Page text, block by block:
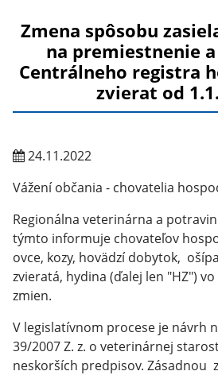
Zmena spôsobu
na premiestnenie
Centrálneho registra
zvierat od
24.11.2022
Vážení občania - chovatelia
Regionálna veterinárna a
týmto informuje chovateľov
ovce, kozy, hovädzí dobytok,
zvieratá, hydina (ďalej len "HZ")
zmien.
V legislatívnom procese je návrh
39/2007 Z. z. o veterinárnej
neskorších predpisov. Zásadnou